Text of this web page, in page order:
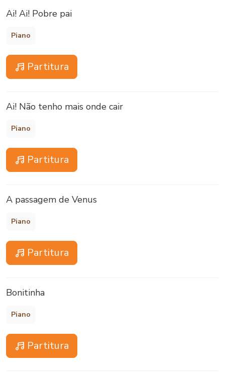
Ai! Ai! Pobre pai
Piano
Partitura
Ai! Não tenho mais onde cair
Piano
Partitura
A passagem de Venus
Piano
Partitura
Bonitinha
Piano
Partitura